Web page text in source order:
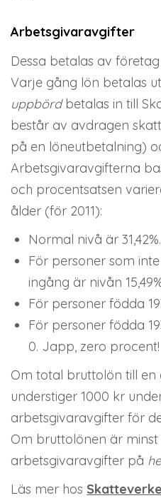
Arbetsgivaravgifter
Dessa betalas av
Varje gång lön betalas
uppbördbetalas in till
består av avdragen
på en löneutbetalning)
Arbetsgivaravgifterna
och procentsatsen
ålder (för 2011):
Normal nivå är 31,42%.
För personer som
ingång är nivån
För personer födda
För personer födda
0. Japp, zero procent!
Om total bruttolön till en
understiger 1000 kr
arbetsgivaravgifter för
Om bruttolönen är
arbetsgivaravgifter på
Läs mer hos